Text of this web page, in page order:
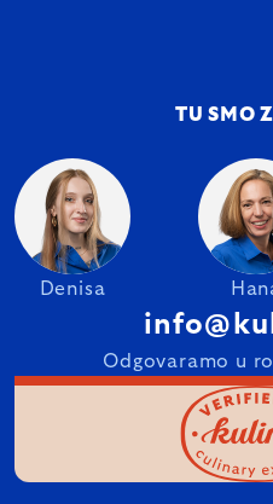
TU SMO
Denisa
Odgovaramo u